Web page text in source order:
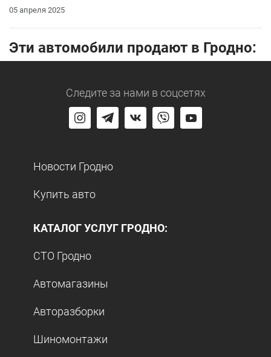
05 апреля 2025
Эти автомобили продают в Гродно:
Следите за нами в соцсетях
Новости Гродно
Купить авто
КАТАЛОГ УСЛУГ ГРОДНО:
СТО Гродно
Автомагазины
Авторазборки
Шиномонтажи